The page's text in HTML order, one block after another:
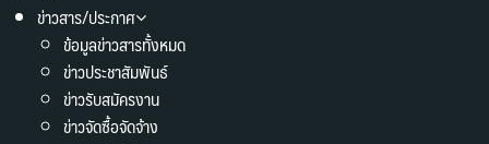
ข่าวสาร/ประกาศ
ข้อมูลข่าวสารทั้งหมด
ข่าวประชาสัมพันธ์
ข่าวรับสมัครงาน
ข่าวจัดซื้อจัดจ้าง